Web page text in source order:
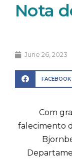
Nota
June 26, 2023
FACEBOOK
Com
falecimento